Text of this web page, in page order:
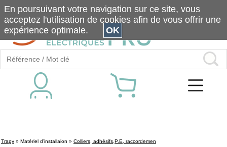
Trapy » Matériel d'installaion » Colliers, adhésifs,P.E, raccordemen
En poursuivant votre navigation sur ce site, vous
acceptez l'utilisation de cookies afin de vous offrir une
expérience optimale.
OK